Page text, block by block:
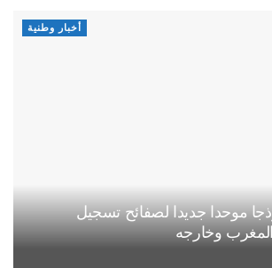
أخبار وطنية
موحدا جديدا لصفائح تسجيل
وخارجه